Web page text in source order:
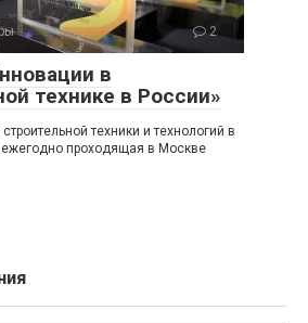
2
в
технике в России»
техники и технологий в
ежегодно проходящая в Москве